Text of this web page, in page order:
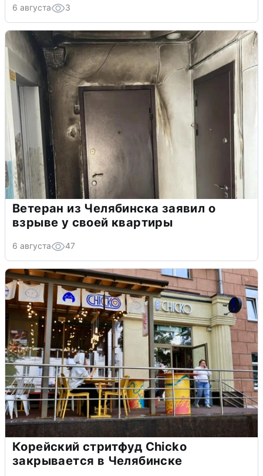
6 августа 3
Ветеран из Челябинска заявил о
взрыве у своей квартиры
6 августа 47
Корейский стритфуд Chicko
закрывается в Челябинске